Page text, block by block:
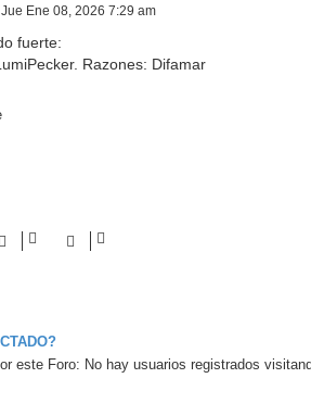
Jue Ene 08, 2026 7:29 am
fuerte:
Razones: Difamar
este Foro: No hay usuarios registrados